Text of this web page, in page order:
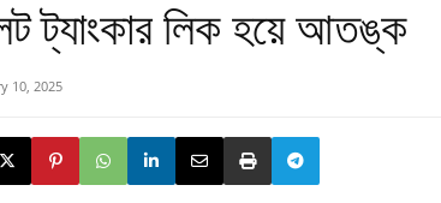
ট্যাংকার লিক হয়ে আতঙ্ক
10, 2025